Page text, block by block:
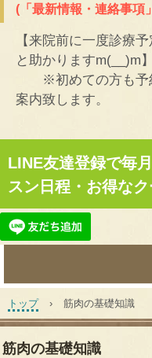
(「最新情報・連絡事項
【来院前に一度診療
と助かりますm(__)m】
※初めての方も予約
案内致します。
LINE友達登録で毎
スン日程・お得な
トップ › 筋肉の基礎知識
筋肉の基礎知識